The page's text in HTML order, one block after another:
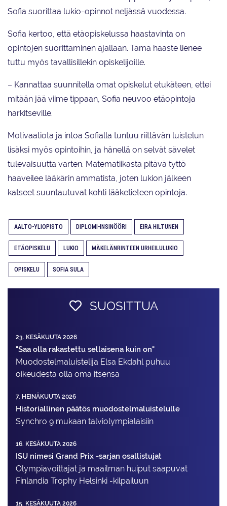
Sofia suorittaa lukio-opinnot neljässä vuodessa.
Sofia kertoo, että etäopiskelussa haastavinta on
opintojen suorittaminen ajallaan. Tämä haaste lienee
tuttu myös tavallisillekin opiskelijoille.
– Kannattaa suunnitella omat opiskelut etukäteen, ettei
mitään jää viime tippaan, Sofia neuvoo etäopintoja
harkitseville.
Motivaatiota ja intoa Sofialla tuntuu riittävän luistelun
lisäksi myös opintoihin, ja hänellä on selvät sävelet
tulevaisuutta varten. Matematiikasta pitävä tyttö
haaveilee lääkärin ammatista, joten lukion jälkeen
katseet suuntautuvat kohti lääketieteen opintoja.
AALTO-YLIOPISTO DIPLOMI-INSINÖÖRI EIRA HILTUNEN
ETÄOPISKELU LUKIO MÄKELÄNRINTEEN URHEILULUKIO
OPISKELU SOFIA SULA
SUOSITTUA
23. KESÄKUUTA 2026
"Saa olla rakastettu sellaisena kuin on"
Muodostelma­luistelija Elsa Ekdahl puhuu
oikeudesta olla oma itsensä
7. HEINÄKUUTA 2026
Historiallinen päätös muodostelmaluistelulle
Synchro 9 mukaan talviolympialaisiin
16. KESÄKUUTA 2026
ISU nimesi Grand Prix -sarjan osallistujat
Olympiavoittajat ja maailman huiput saapuvat
Finlandia Trophy Helsinki -kilpailuun
15. KESÄKUUTA 2026